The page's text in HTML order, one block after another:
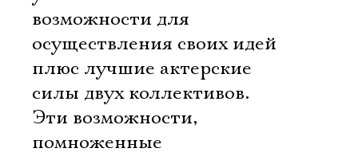
возможности для
осуществления своих идей
плюс лучшие актерские
силы двух коллективов.
Эти возможности,
помноженные